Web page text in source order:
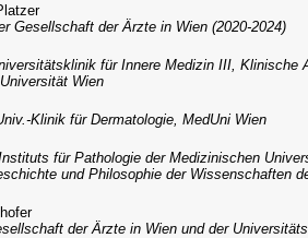
Gesellschaft der Ärzte in Wien (2020-2024)
für Innere Medizin III, Klinische
Wien
Klinik für Dermatologie, MedUni Wien
für Pathologie der Medizinischen
und Philosophie der Wissenschaften
der Ärzte in Wien und der